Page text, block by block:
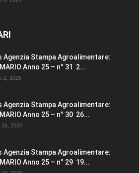
Agenzia Stampa Agroalimentare:
Anno 25 – n° 31 2...
2, 2026
Agenzia Stampa Agroalimentare:
Anno 25 – n° 30 26...
2026
Agenzia Stampa Agroalimentare:
Anno 25 – n° 29 19...